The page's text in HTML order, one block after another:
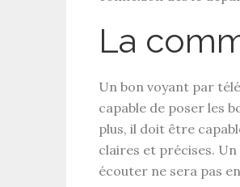
La
Un bon voyant par
capable de poser les
plus, il doit être
claires et précises.
écouter ne sera pas